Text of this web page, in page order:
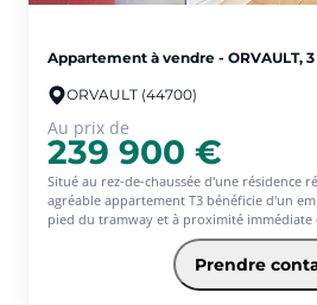
Appartement à vendre - ORVAULT,
ORVAULT (44700)
Au prix de
239 900 €
Situé au rez-de-chaussée d'une résidence
agréable appartement T3 bénéficie d'un
pied du tramway et à proximité immédiate
et de toutes les commodités.
L'appartement se compose d'une
d'une double exposition Sud et Est,
prolongée par deux terrasses, offrant un
Prendre